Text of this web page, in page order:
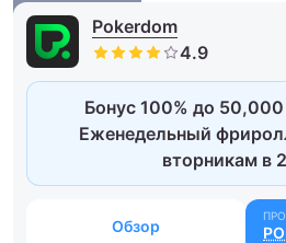
Pokerdom
Бонус 100% до
Еженедельный
вторникам в
Обзор